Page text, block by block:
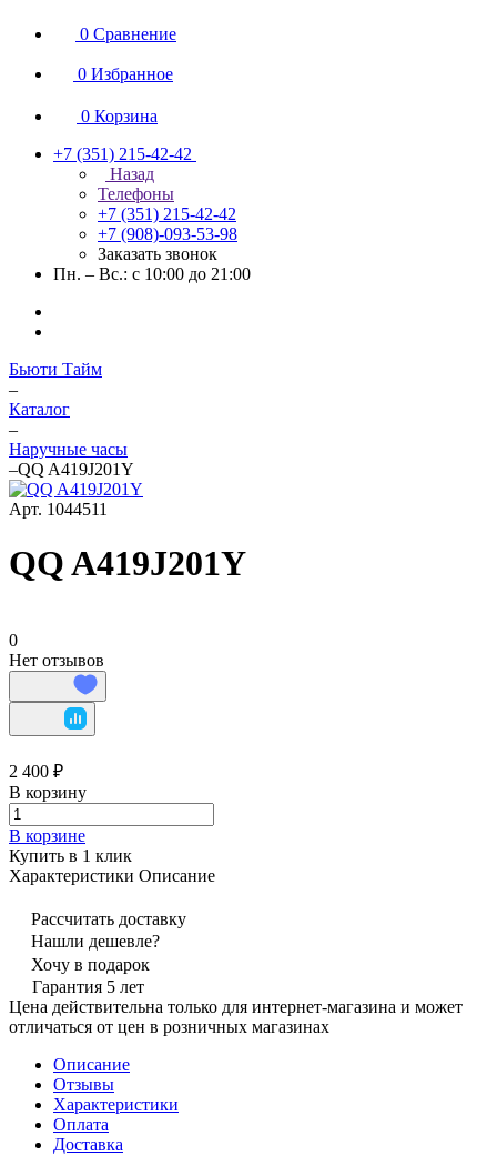
0 Сравнение
0 Избранное
0 Корзина
+7 (351) 215-42-42
Назад
Телефоны
+7 (351) 215-42-42
+7 (908)-093-53-98
Заказать звонок
Пн. – Вс.: с 10:00 до 21:00
Бьюти Тайм
–
Каталог
–
Наручные часы
–QQ A419J201Y
Арт. 1044511
QQ A419J201Y
0
Нет отзывов
2 400 ₽
В корзину
В корзине
Купить в 1 клик
Характеристики Описание
Рассчитать доставку
Нашли дешевле?
Хочу в подарок
Гарантия 5 лет
Цена действительна только для интернет-магазина и может
отличаться от цен в розничных магазинах
Описание
Отзывы
Характеристики
Оплата
Доставка